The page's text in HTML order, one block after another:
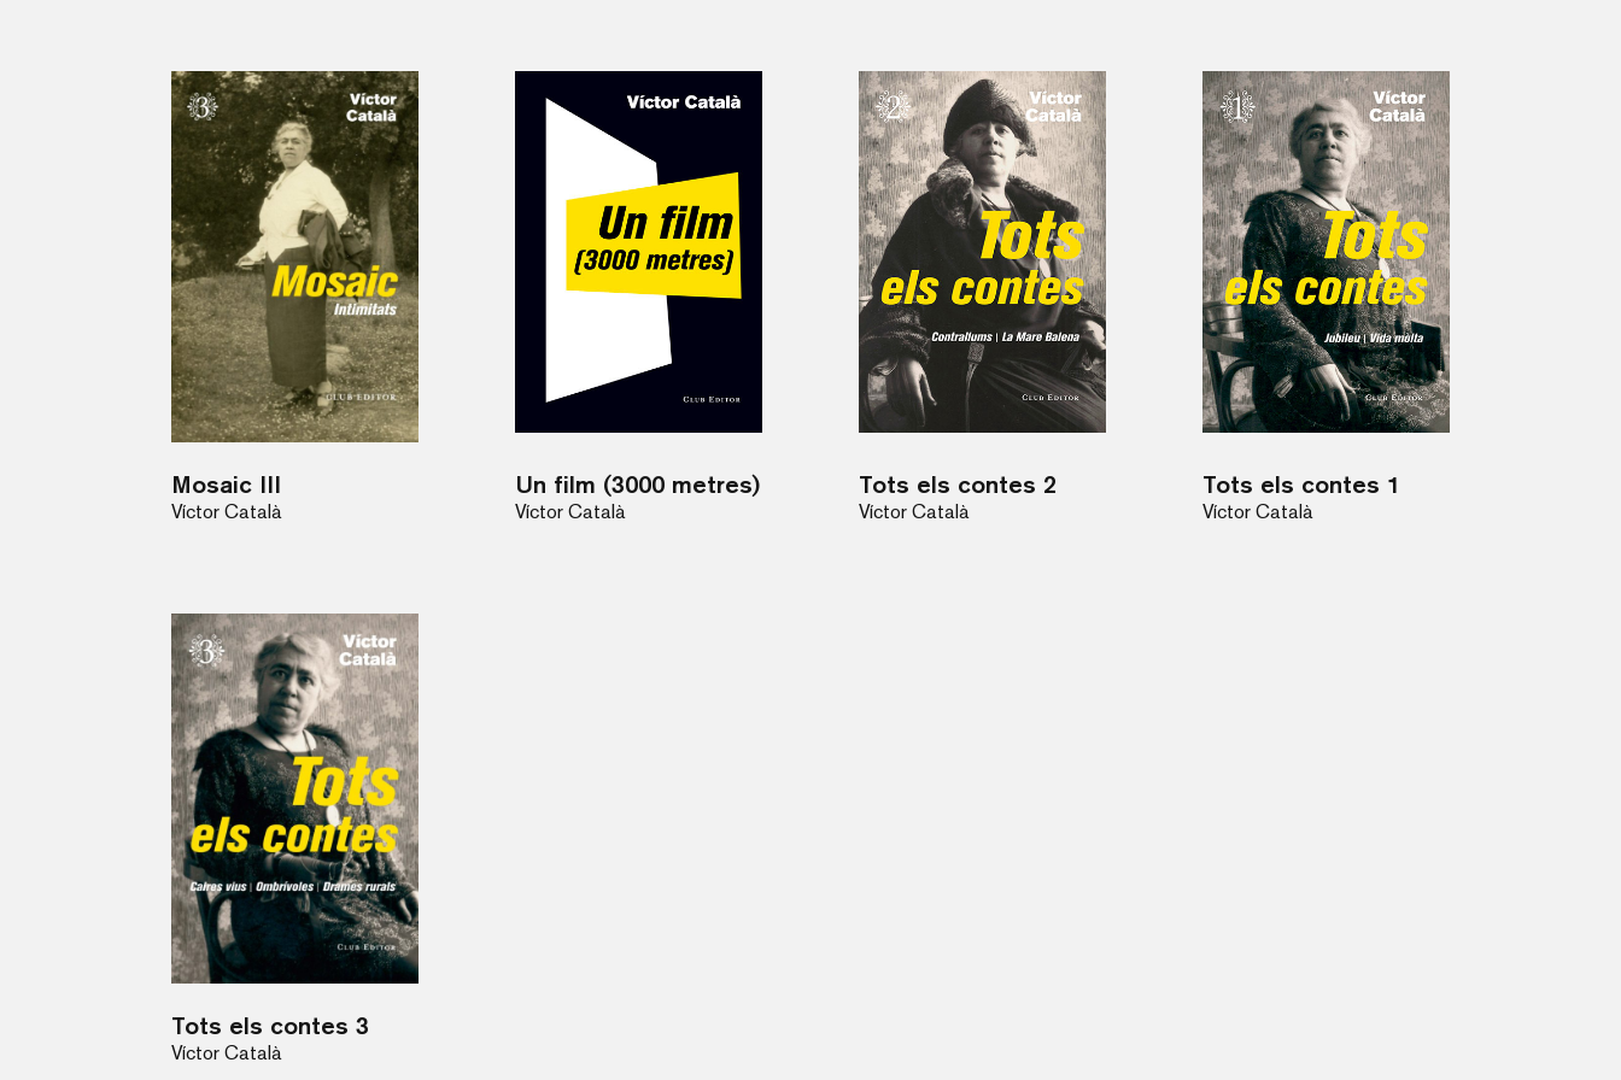
Mosaic III
Víctor Català
Un film (3000 metres)
Víctor Català
Tots els contes 2
Víctor Català
Tots els contes 1
Víctor Català
Tots els contes 3
Víctor Català